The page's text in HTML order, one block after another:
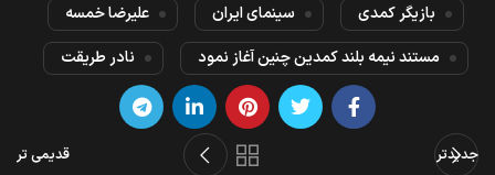
بازیگر کمدی سینمای ایران
علیرضا خمسه
مستند نیمه ‌بلند کمدین چنین آغاز نمود
نادر طریقت
جدیدتر قدیمی تر